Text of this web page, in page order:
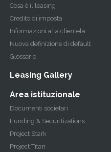
Cosa è il leasing
Credito di imposta
Informazioni alla clientela
Nuova definizione di default
Glossario
Leasing Gallery
Area istituzionale
Documenti societari
Funding & Securitizations
Project Stark
Project Titan